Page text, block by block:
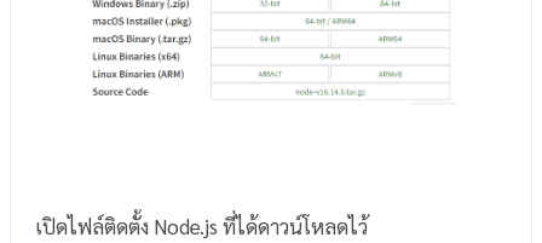
เปิดไฟล์ติดตั้ง Node.js ที่ได้ดาวน์โหลดไว้